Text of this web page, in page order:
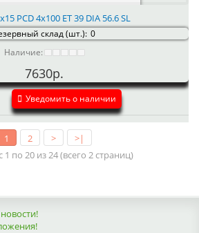
PCD 4x100 ET 39 DIA 56.6 SL
склад (шт.): 0
Наличие:
7630р.
Уведомить о наличии
1 2 >
>|
1 по 20 из 24 (всего 2 страниц)